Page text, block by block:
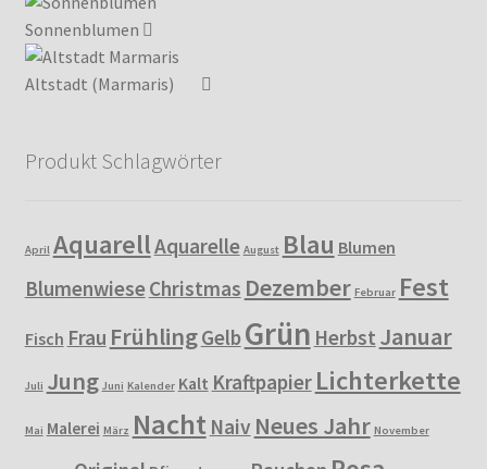
Sonnenblumen
Altstadt (Marmaris)
Produkt Schlagwörter
April AquarellAquarelle August Blau Blumen
BlumenwieseChristmas Dezember Februar Fest
Fisch Frau FrühlingGelbGrün Herbst Januar
Juli Jung Juni Kalender Kalt Kraftpapier Lichterkette
Mai Malerei März Nacht Naiv Neues Jahr November